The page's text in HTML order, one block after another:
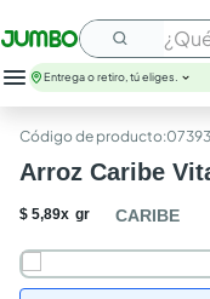
¿Qué estás
huevos
arroz
papel higienico
aceite
Entrega o retiro, tú eliges.
:
Arroz Caribe
$ 5,89x gr CARIBE